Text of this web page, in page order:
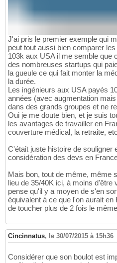
J'ai pris le premier exemple qui
peut tout aussi bien comparer
103k aux USA il me semble que
des nombreuses startups qui
la gueule ce qui fait monter la
la durée.
Les ingénieurs aux USA payés
années (avec augmentation
dans des grands groupes et ne
Oui je me doute bien, et je suis
les avantages de travailler en
couverture médical, la retraite,
C'était juste histoire de souligner
considération des devs en
Mais bon, tout de même, même
lieu de 35/40K ici, à moins d'être
pense qu'il y a moyen de s'en
équivalent à ce que l'on aurait
de toucher plus de 2 fois le
Cincinnatus, le 30/07/2015 à 15h36
Considérer que son boulot est